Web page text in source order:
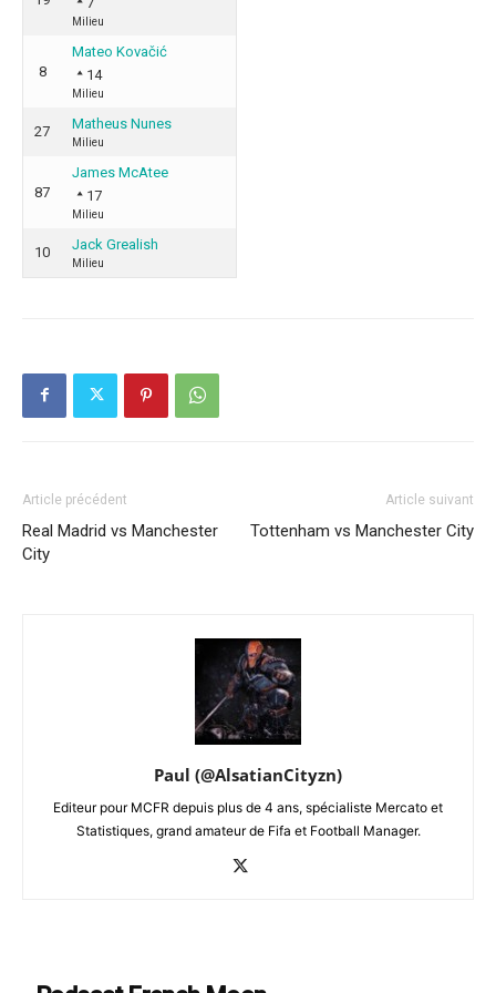
Milieu
8
Mateo Kovačić
14
Milieu
27 Matheus Nunes
Milieu
87
James McAtee
17
Milieu
10 Jack Grealish
Milieu
Article précédent
Real Madrid vs Manchester
City
Article suivant
Tottenham vs Manchester City
Paul (@AlsatianCityzn)
Editeur pour MCFR depuis plus de 4 ans, spécialiste Mercato et
Statistiques, grand amateur de Fifa et Football Manager.